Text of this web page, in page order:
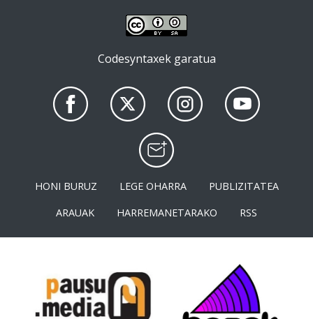
Codesyntaxek garatua
HONI BURUZ LEGE OHARRA
PUBLIZITATEA
ARAUAK
HARREMANETARAKO RSS